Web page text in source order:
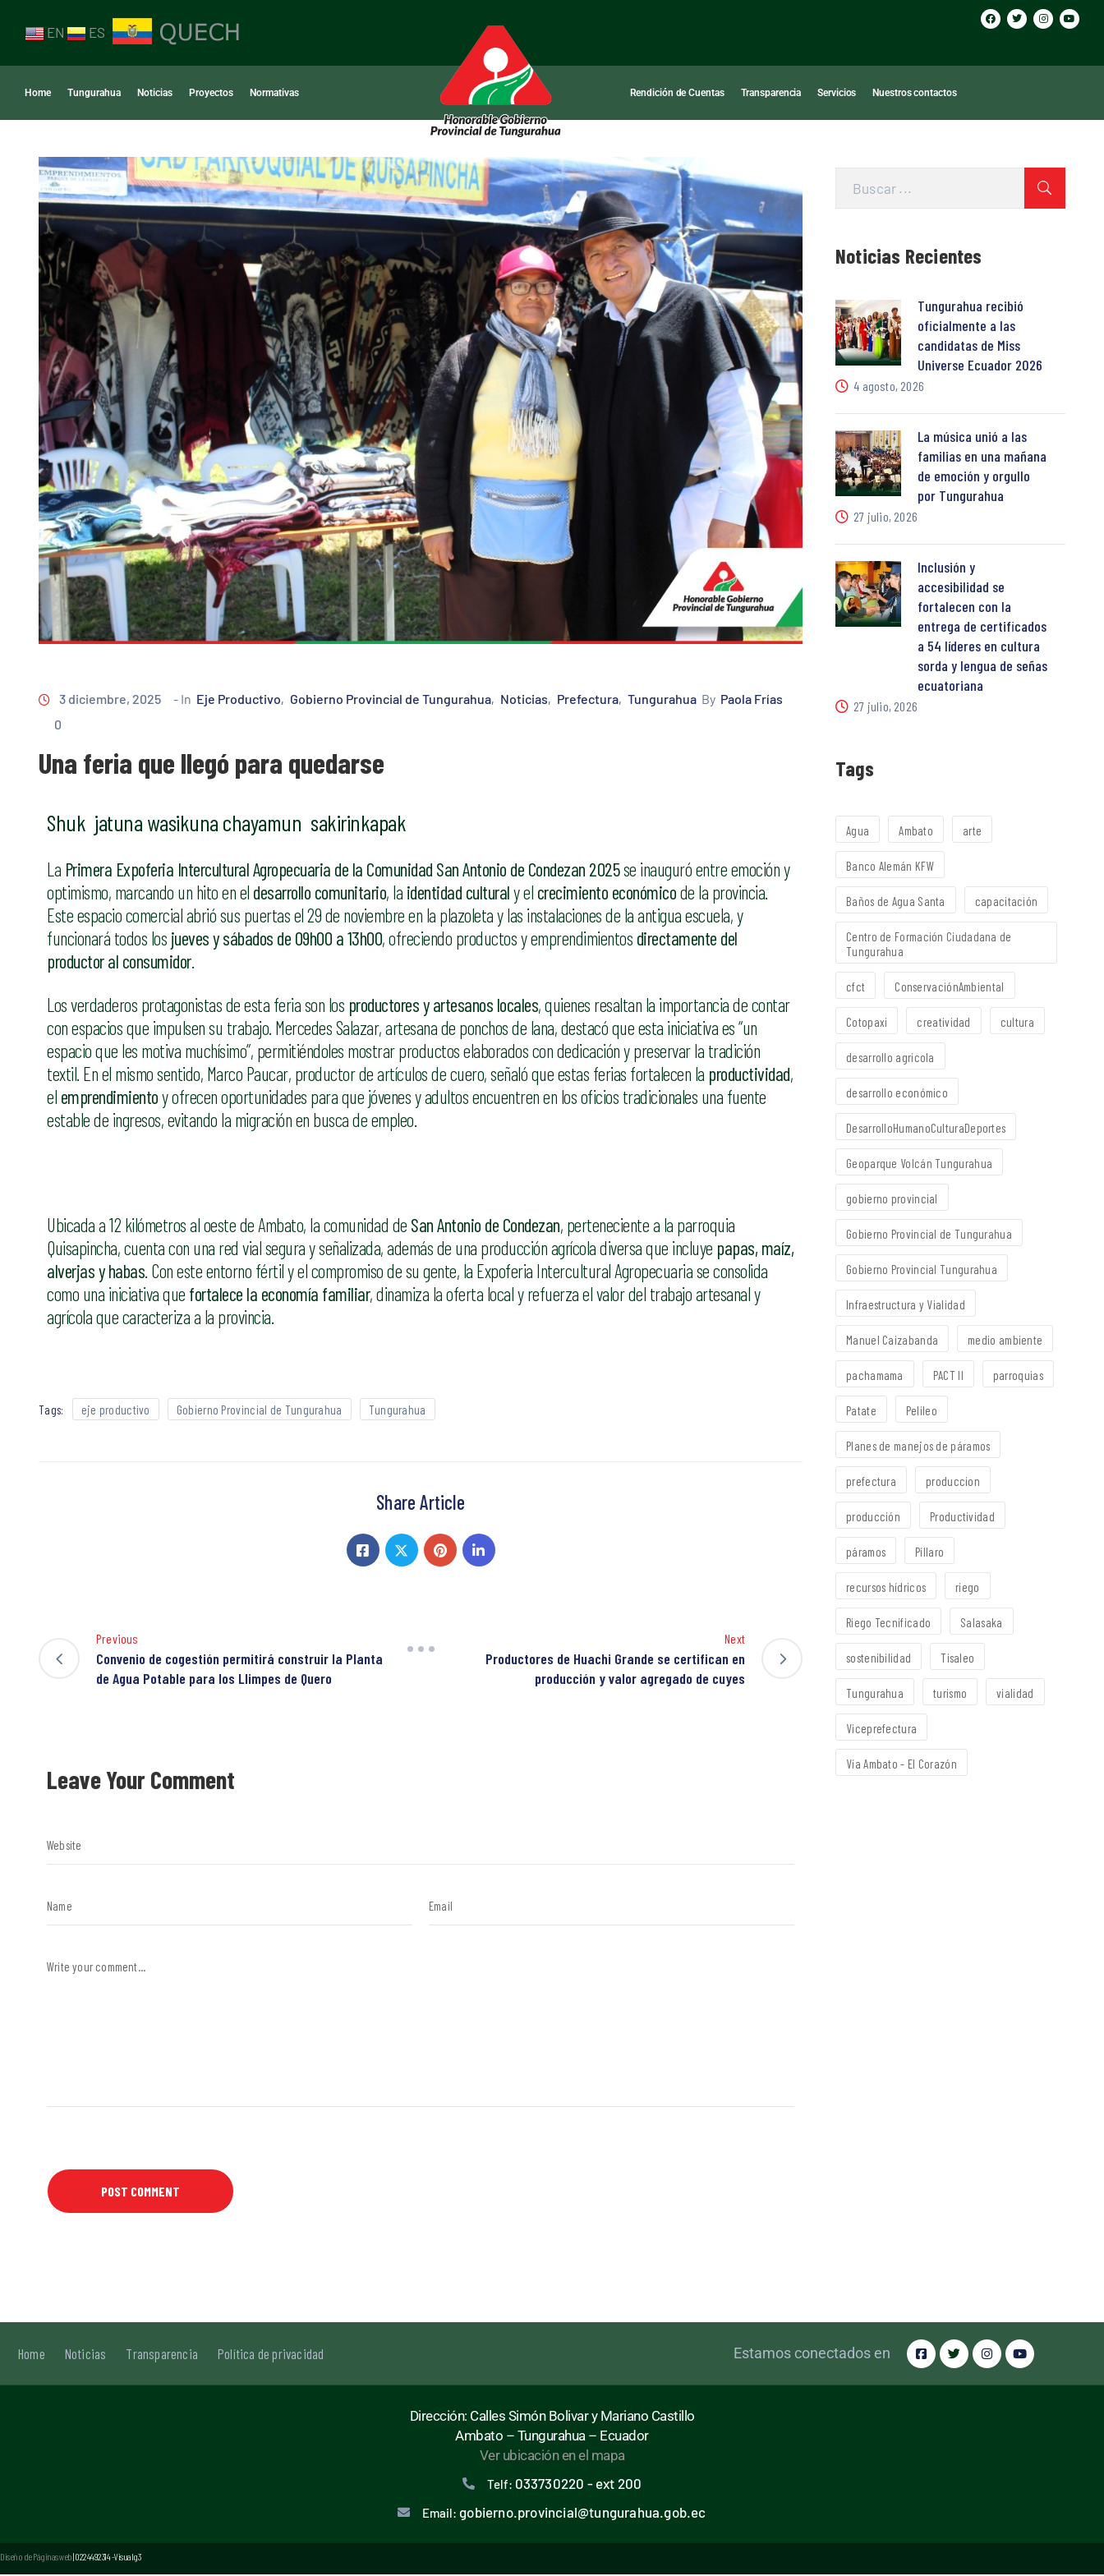
EN ES
Home Tungurahua Noticias Proyectos Normativas Rendición de Cuentas Transparencia Servicios Nuestros contactos
3 diciembre, 2025 - In Eje Productivo‚ Gobierno Provincial de Tungurahua‚ Noticias‚ Prefectura‚ Tungurahua By Paola Frías
0
Una feria que llegó para quedarse
Shuk jatuna wasikuna chayamun sakirinkapak
La Primera Expoferia Intercultural Agropecuaria de la Comunidad San Antonio de Condezan 2025se inauguró entre emoción y
optimismo, marcando un hito en el desarrollo comunitario, la identidad culturaly el crecimiento económicode la provincia.
Este espacio comercial abrió sus puertas el 29 de noviembre en la plazoleta y las instalaciones de la antigua escuela, y
funcionará todos los jueves y sábados de 09h00 a 13h00, ofreciendo productos y emprendimientos directamente del
productor al consumidor.
Los verdaderos protagonistas de esta feria son los productores y artesanos locales, quienes resaltan la importancia de contar
con espacios que impulsen su trabajo. Mercedes Salazar, artesana de ponchos de lana, destacó que esta iniciativa es “un
espacio que les motiva muchísimo”, permitiéndoles mostrar productos elaborados con dedicación y preservar la tradición
textil. En el mismo sentido, Marco Paucar, productor de artículos de cuero, señaló que estas ferias fortalecen la productividad,
el emprendimientoy ofrecen oportunidades para que jóvenes y adultos encuentren en los oficios tradicionales una fuente
estable de ingresos, evitando la migración en busca de empleo.
Ubicada a 12 kilómetros al oeste de Ambato, la comunidad de San Antonio de Condezan, perteneciente a la parroquia
Quisapincha, cuenta con una red vial segura y señalizada, además de una producción agrícola diversa que incluye papas, maíz,
alverjas y habas. Con este entorno fértil y el compromiso de su gente, la Expoferia Intercultural Agropecuaria se consolida
como una iniciativa que fortalece la economía familiar, dinamiza la oferta local y refuerza el valor del trabajo artesanal y
agrícola que caracteriza a la provincia.
Tags: eje productivo Gobierno Provincial de Tungurahua Tungurahua
Share Article
Previous
Convenio de cogestión permitirá construir la Planta
de Agua Potable para los Llimpes de Quero
Next
Productores de Huachi Grande se certifican en
producción y valor agregado de cuyes
Leave Your Comment
Noticias Recientes
Tungurahua recibió
oficialmente a las
candidatas de Miss
Universe Ecuador 2026
4 agosto, 2026
La música unió a las
familias en una mañana
de emoción y orgullo
por Tungurahua
27 julio, 2026
Inclusión y
accesibilidad se
fortalecen con la
entrega de certificados
a 54 líderes en cultura
sorda y lengua de señas
ecuatoriana
27 julio, 2026
Tags
Agua Ambato arte
Banco Alemán KFW
Baños de Agua Santa capacitación
Centro de Formación Ciudadana de
Tungurahua
cfct ConservaciónAmbiental
Cotopaxi creatividad cultura
desarrollo agrícola
desarrollo económico
DesarrolloHumanoCulturaDeportes
Geoparque Volcán Tungurahua
gobierno provincial
Gobierno Provincial de Tungurahua
Gobierno Provincial Tungurahua
Infraestructura y Vialidad
Manuel Caizabanda medio ambiente
pachamama PACT II parroquias
Patate Pelileo
Planes de manejos de páramos
prefectura produccion
producción Productividad
páramos Píllaro
recursos hídricos riego
Riego Tecnificado Salasaka
sostenibilidad Tisaleo
Tungurahua turismo vialidad
Viceprefectura
Vía Ambato - El Corazón
Home Noticias Transparencia Política de privacidad Estamos conectados en
Dirección: Calles Simón Bolivar y Mariano Castillo
Ambato – Tungurahua – Ecuador
Ver ubicación en el mapa
Telf: 033730220 - ext 200
Email:gobierno.provincial@tungurahua.gob.ec
Diseño de Páginas web| 0224492314 -Visualg3